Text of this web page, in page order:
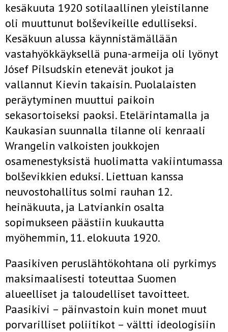
kesäkuuta 1920 sotilaallinen yleistilanne
oli muuttunut bolševikeille edulliseksi.
Kesäkuun alussa käynnistämällään
vastahyökkäyksellä puna-armeija oli lyönyt
Jósef Pilsudskin etenevät joukot ja
vallannut Kievin takaisin. Puolalaisten
peräytyminen muuttui paikoin
sekasortoiseksi paoksi. Etelärintamalla ja
Kaukasian suunnalla tilanne oli kenraali
Wrangelin valkoisten joukkojen
osamenestyksistä huolimatta vakiintumassa
bolševikkien eduksi. Liettuan kanssa
neuvostohallitus solmi rauhan 12.
heinäkuuta, ja Latviankin osalta
sopimukseen päästiin kuukautta
myöhemmin, 11. elokuuta 1920.
Paasikiven peruslähtökohtana oli pyrkimys
maksimaalisesti toteuttaa Suomen
alueelliset ja taloudelliset tavoitteet.
Paasikivi – päinvastoin kuin monet muut
porvarilliset poliitikot – vältti ideologisiin